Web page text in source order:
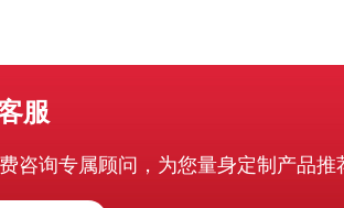
服
咨询专属顾问，为您量身定制产品推